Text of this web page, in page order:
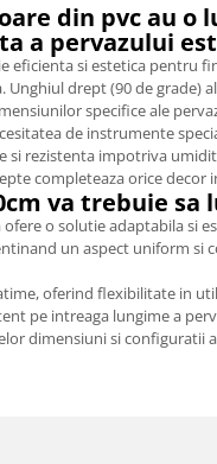
din pvc au o
a pervazului
si estetica pentru
Unghiul drept (90 de
specifice ale
de instrumente
si rezistenta impotriva
completeaza orice decor
va trebuie
o solutie adaptabila si
un aspect uniform
oferind flexibilitate in
pe intreaga lungime a
dimensiuni si configuratii